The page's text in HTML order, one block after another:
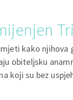
kako njihova
obiteljsku
koji su bez